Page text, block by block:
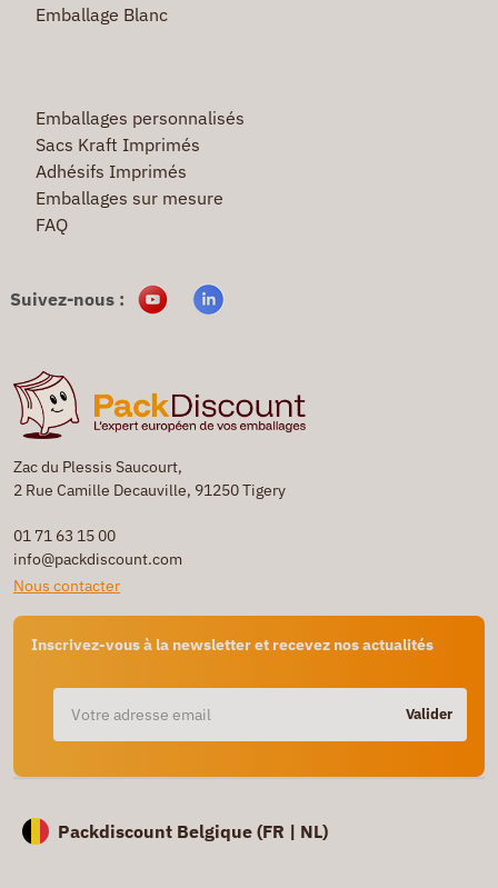
Zac du Plessis Saucourt,
2 Rue Camille Decauville, 91250 Tigery
01 71 63 15 00
info@packdiscount.com
Nous contacter
Inscrivez-vous à la newsletter et recevez nos actualités
Valider
Emballage Blanc
Emballages personnalisés
Sacs Kraft Imprimés
Adhésifs Imprimés
Emballages sur mesure
FAQ
Suivez-nous :
Packdiscount Belgique (FR | NL)